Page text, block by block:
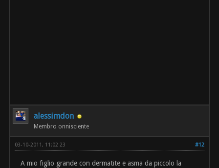
alessimdon
Membro onnisciente
#12
03-10-2011, 11:02 23
A mio figlio grande con dermatite e asma da piccolo la